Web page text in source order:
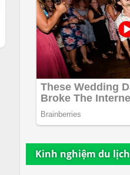
Kinh nghiệm du lịch